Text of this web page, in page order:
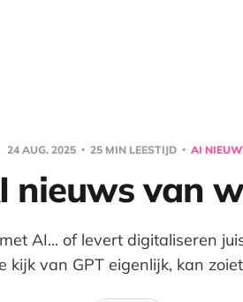
24 AUG. 2025 25 MIN LEESTIJD AI
nieuws van
AI... of levert digitaliseren
kijk van GPT eigenlijk, kan